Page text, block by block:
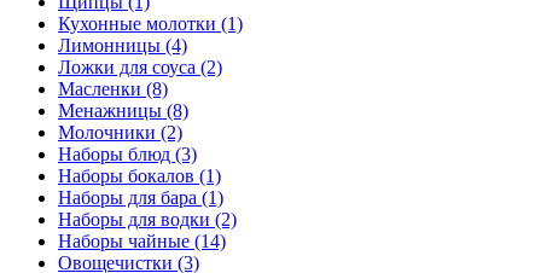
Кухонные молотки (1)
Лимонницы (4)
Ложки для соуса (2)
Масленки (8)
Менажницы (8)
Молочники (2)
Наборы блюд (3)
Наборы бокалов (1)
Наборы для бара (1)
Наборы для водки (2)
Наборы чайные (14)
Овощечистки (3)